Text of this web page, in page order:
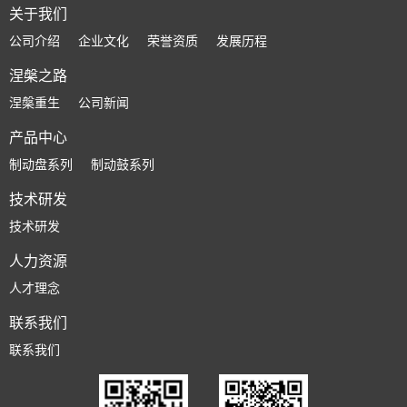
关于我们
公司介绍 企业文化 荣誉资质 发展历程
涅槃之路
涅槃重生 公司新闻
产品中心
制动盘系列 制动鼓系列
技术研发
技术研发
人力资源
人才理念
联系我们
联系我们